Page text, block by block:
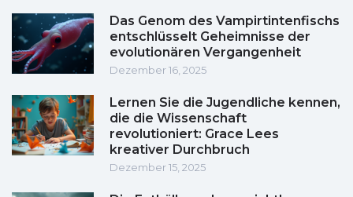
Das Genom des Vampirtintenfischs
entschlüsselt Geheimnisse der
evolutionären Vergangenheit
Dezember 16, 2025
Lernen Sie die Jugendliche kennen,
die die Wissenschaft
revolutioniert: Grace Lees
kreativer Durchbruch
Dezember 15, 2025